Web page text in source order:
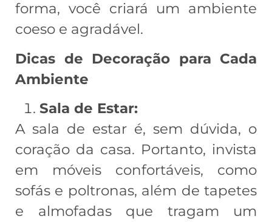
forma, você criará um ambiente
coeso e agradável.
Dicas de Decoração para Cada
Ambiente
Sala de Estar:
A sala de estar é, sem dúvida, o
coração da casa. Portanto, invista
em móveis confortáveis, como
sofás e poltronas, além de tapetes
e almofadas que tragam um